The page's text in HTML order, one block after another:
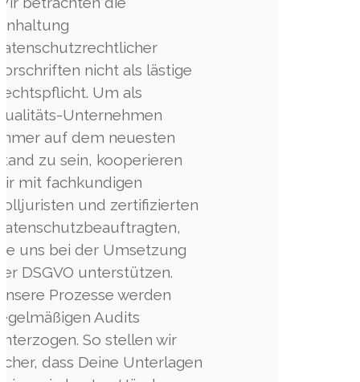
nicht als lästige
Um als
Unternehmen
auf dem neuesten
zu sein, kooperieren
mit fachkundigen
und zertifizierten
uns bei der Umsetzung
DSGVO unterstützen.
Prozesse werden
Audits
So stellen wir
dass Deine Unterlagen